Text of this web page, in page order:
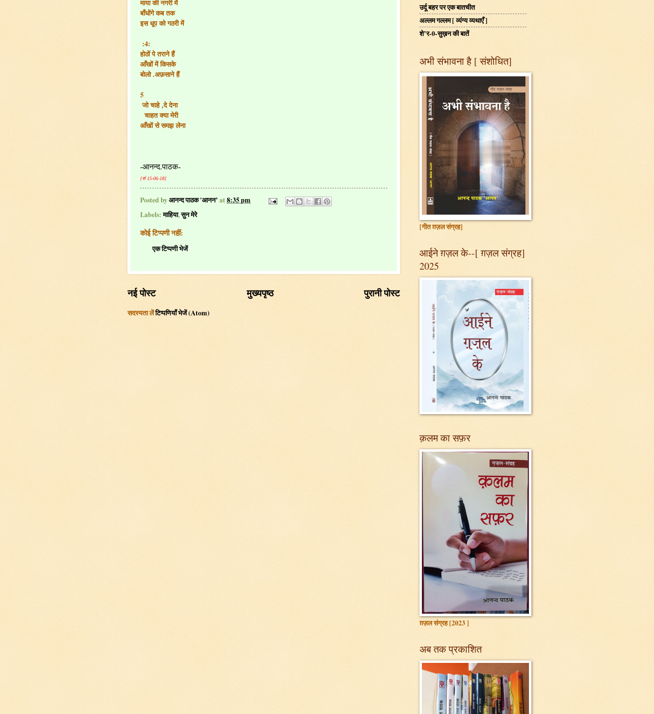
माया की नगरी में
बाँधोंगे कब तक
इस धूप को गठरी में
:4:
होठों पे तराने हैं
आँखों में किसके
बोलो .अफ़साने हैं
5
जो चाहे ,दे देना
चाहत क्या मेरी
आँखों से समझ लेना
-आनन्द.पाठक-
[सं 15-06-18]
Posted byआनन्द पाठक 'आनन’ at8:35 pm
Labels:माहिया,सुन मेरे
कोई टिप्पणी नहीं:
एक टिप्पणी भेजें
नई पोस्ट पुरानी पोस्ट
मुख्यपृष्ठ
सदस्यता लेंटिप्पणियाँ भेजें (Atom)
उर्दू बहर पर एक बातचीत
अल्लम गल्लम [ व्यंग्य व्यथाएँ ]
शे’र-0-सुख़न की बातें
अभी संभावना है [ संशोधित]
[गीत ग़ज़ल संग्रह]
आईने ग़ज़ल के--[ ग़ज़ल संग्रह]
2025
क़लम का सफ़र
ग़ज़ल संग्रह [2023 ]
अब तक प्रकाशित